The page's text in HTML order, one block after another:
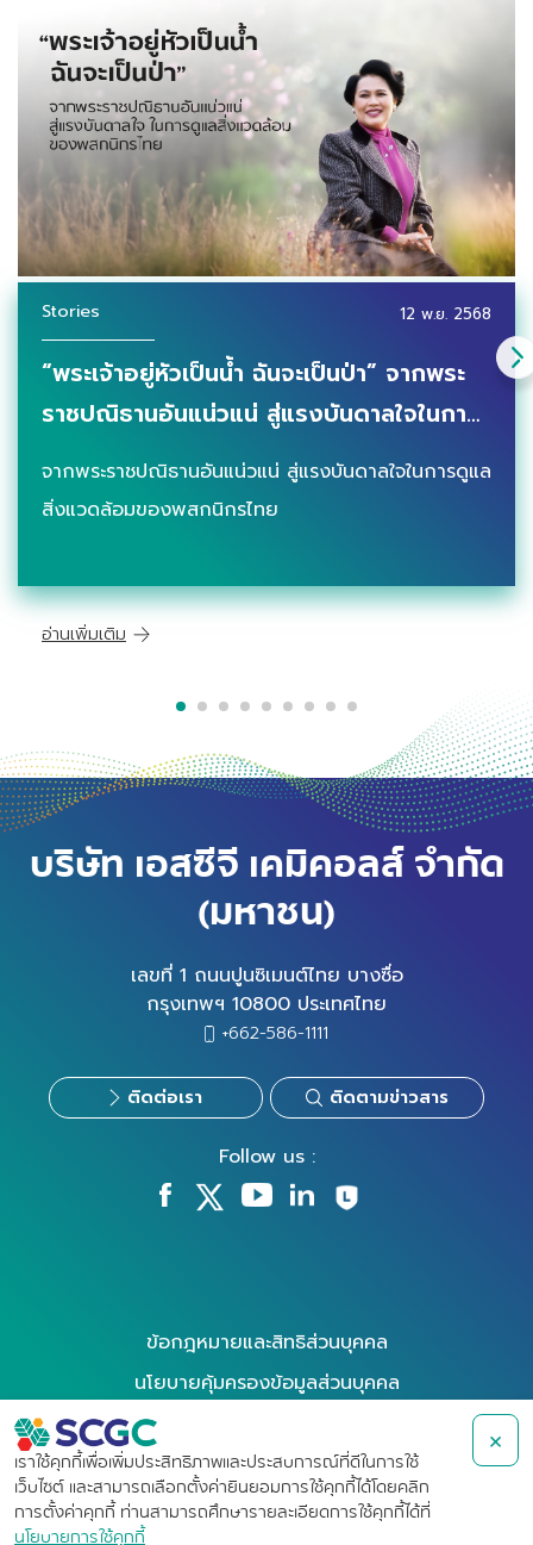
Stories 12 พ.ย. 2568
“พระเจ้าอยู่หัวเป็นน้ำ ฉันจะเป็นป่า” จากพระ
ราชปณิธานอันแน่วแน่ สู่แรงบันดาลใจในการ
ดูแลสิ่งแวดล้อมของพสกนิกรไทย
จากพระราชปณิธานอันแน่วแน่ สู่แรงบันดาลใจในการดูแล
สิ่งแวดล้อมของพสกนิกรไทย
อ่านเพิ่มเติม
บริษัท เอสซีจี เคมิคอลส์ จำกัด
(มหาชน)
เลขที่ 1 ถนนปูนซิเมนต์ไทย บางซื่อ
กรุงเทพฯ 10800 ประเทศไทย
+662-586-1111
ติดต่อเรา ติดตามข่าวสาร
Follow us :
ข้อกฎหมายและสิทธิส่วนบุคคล
นโยบายคุ้มครองข้อมูลส่วนบุคคล
การใช้สิทธิของเจ้าของข้อมูล
ข้อกำหนดการใช้งาน
เราใช้คุกกี้เพื่อเพิ่มประสิทธิภาพและประสบการณ์ที่ดีในการใช้
เว็บไซต์ และสามารถเลือกตั้งค่ายินยอมการใช้คุกกี้ได้โดยคลิก
การตั้งค่าคุกกี้ ท่านสามารถศึกษารายละเอียดการใช้คุกกี้ได้ที่
นโยบายการใช้คุกกี้
×